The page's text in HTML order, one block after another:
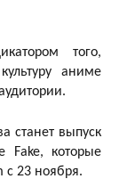
того,
аниме
станет выпуск
Fake, которые
с 23 ноября.